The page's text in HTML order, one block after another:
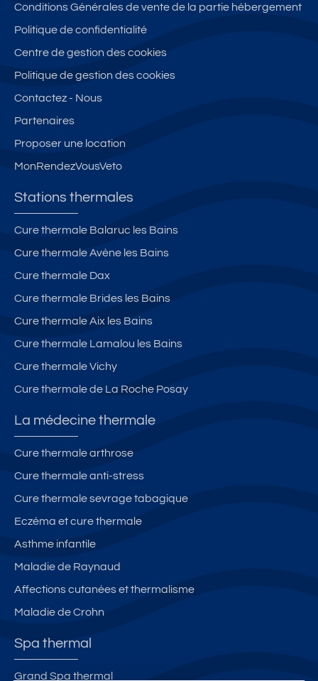
Conditions Générales de vente de la partie hébergement
Politique de confidentialité
Centre de gestion des cookies
Politique de gestion des cookies
Contactez - Nous
Partenaires
Proposer une location
MonRendezVousVeto
Stations thermales
Cure thermale Balaruc les Bains
Cure thermale Avène les Bains
Cure thermale Dax
Cure thermale Brides les Bains
Cure thermale Aix les Bains
Cure thermale Lamalou les Bains
Cure thermale Vichy
Cure thermale de La Roche Posay
La médecine thermale
Cure thermale arthrose
Cure thermale anti-stress
Cure thermale sevrage tabagique
Eczéma et cure thermale
Asthme infantile
Maladie de Raynaud
Affections cutanées et thermalisme
Maladie de Crohn
Spa thermal
Grand Spa thermal